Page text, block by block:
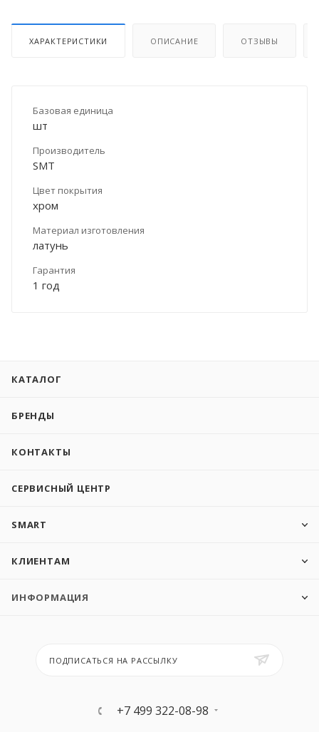
ХАРАКТЕРИСТИКИ ОПИСАНИЕ ОТЗЫВЫ
Базовая единица
шт
Производитель
SMT
Цвет покрытия
хром
Материал изготовления
латунь
Гарантия
1 год
КАТАЛОГ
БРЕНДЫ
КОНТАКТЫ
СЕРВИСНЫЙ ЦЕНТР
SMART
КЛИЕНТАМ
ИНФОРМАЦИЯ
ПОДПИСАТЬСЯ НА РАССЫЛКУ
+7 499 322-08-98